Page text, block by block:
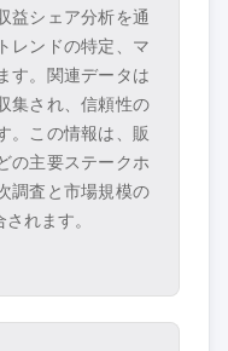
益シェア分析を通
レンドの特定、マ
す。関連データは
集され、信頼性の
。この情報は、販
の主要ステークホ
調査と市場規模の
れます。